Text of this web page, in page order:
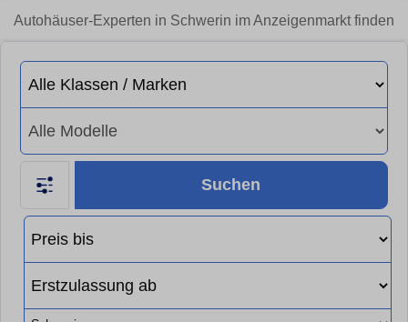
Autohäuser-Experten in Schwerin im Anzeigenmarkt finden
Suchen